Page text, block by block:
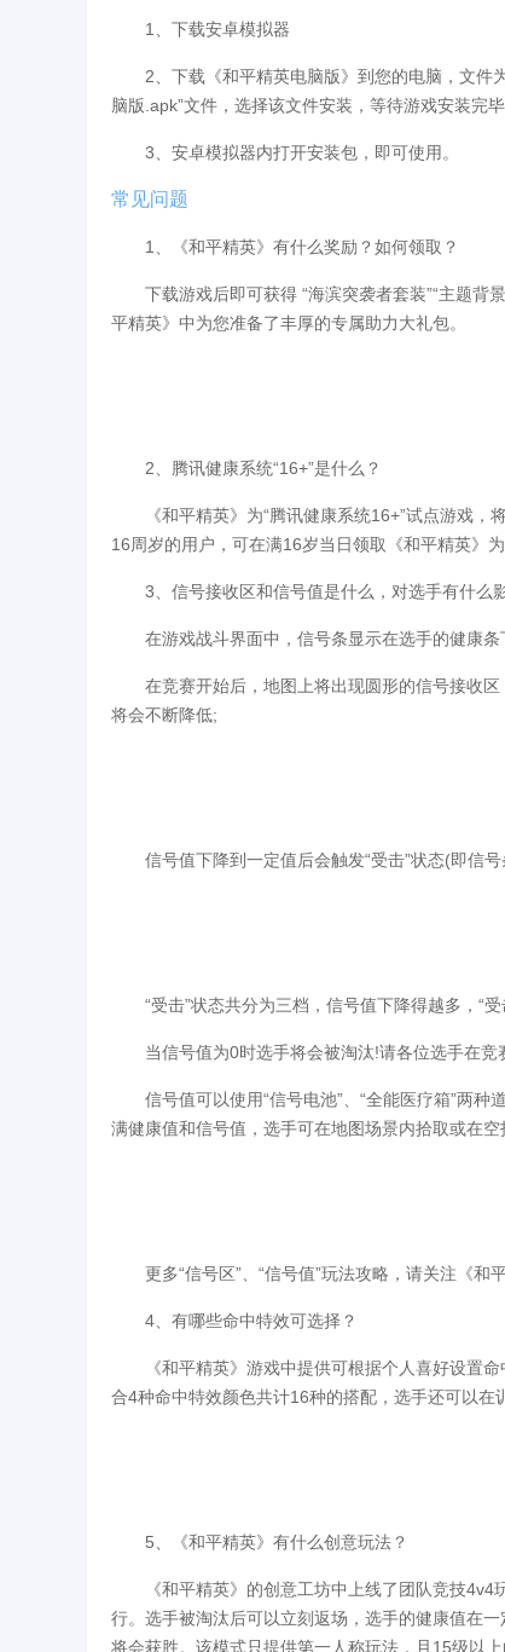
1、下载安卓模拟器
2、下载《和平精英电脑版》到您的电脑，文件
脑版.apk”文件，选择该文件安装，等待游戏安装完毕
3、安卓模拟器内打开安装包，即可使用。
常见问题
1、《和平精英》有什么奖励？如何领取？
下载游戏后即可获得 “海滨突袭者套装”“主题背
平精英》中为您准备了丰厚的专属助力大礼包。
2、腾讯健康系统“16+”是什么？
《和平精英》为“腾讯健康系统16+”试点游戏，
16周岁的用户，可在满16岁当日领取《和平精英》
3、信号接收区和信号值是什么，对选手有什么
在游戏战斗界面中，信号条显示在选手的健康条
在竞赛开始后，地图上将出现圆形的信号接收区
将会不断降低;
信号值下降到一定值后会触发“受击”状态(即信号
“受击”状态共分为三档，信号值下降得越多，“受
当信号值为0时选手将会被淘汰!请各位选手在竞
信号值可以使用“信号电池”、“全能医疗箱”两种
满健康值和信号值，选手可在地图场景内拾取或在空
更多“信号区”、“信号值”玩法攻略，请关注《和平
4、有哪些命中特效可选择？
《和平精英》游戏中提供可根据个人喜好设置命
合4种命中特效颜色共计16种的搭配，选手还可以在
5、《和平精英》有什么创意玩法？
《和平精英》的创意工坊中上线了团队竞技4v4
行。选手被淘汰后可以立刻返场，选手的健康值在
将会获胜。该模式只提供第一人称玩法，且15级以上